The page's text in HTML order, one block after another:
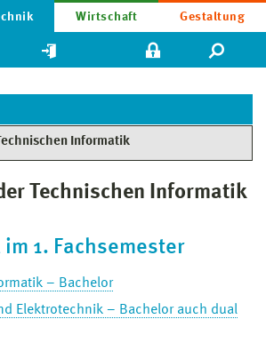
Wirtschaft Gestaltung
Informatik
Technischen Informatik
1. Fachsemester
– Bachelor
Elektrotechnik – Bachelor auch dual